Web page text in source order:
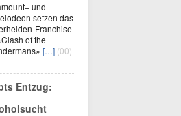
und
setzen das
Franchise
of the
[…] (00)
Entzug: